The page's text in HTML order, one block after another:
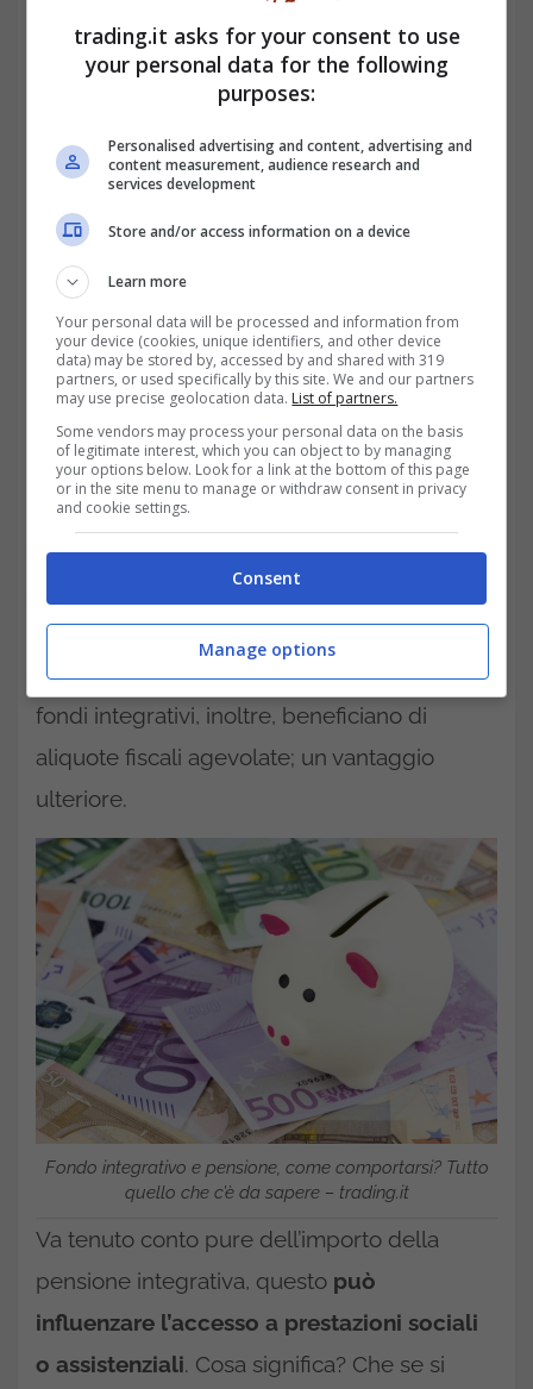
pensione, è bene ricordare che
prestazioni erogate dai fondi pensioni
sono soggette a tassazione separata,
questa varia ovviamente in base al periodo
di adesione oltre che al montante
accumulato. Nel caso in cui un pensionato
decida di ritirare l’intero capitale potrebbe
andare incontro a un’imposizione fiscale più
alta rispetto a chi si è indirizzato su una
rendita mensile. I rendimenti generati dai
fondi integrativi, inoltre, beneficiano di
aliquote fiscali agevolate; un vantaggio
ulteriore.
Fondo integrativo e pensione, come comportarsi? Tutto
quello che c’è da sapere – trading.it
Va tenuto conto pure dell’importo della
pensione integrativa, questo può
influenzare l’accesso a prestazioni sociali
o assistenziali. Cosa significa? Che se si
trading.it asks for your consent to use
your personal data for the following
purposes:
Personalised advertising and content, advertising and
content measurement, audience research and
services development
Store and/or access information on a device
Learn more
Your personal data will be processed and information from
your device (cookies, unique identifiers, and other device
data) may be stored by, accessed by and shared with 319
partners, or used specifically by this site. We and our partners
may use precise geolocation data. List of partners.
Some vendors may process your personal data on the basis
of legitimate interest, which you can object to by managing
your options below. Look for a link at the bottom of this page
or in the site menu to manage or withdraw consent in privacy
and cookie settings.
Consent
Manage options